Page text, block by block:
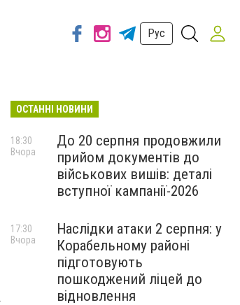
Рус
ОСТАННІ НОВИНИ
До 20 серпня продовжили
прийом документів до
військових вишів: деталі
вступної кампанії-2026
18:30
Вчора
Наслідки атаки 2 серпня: у
Корабельному районі
підготовують
пошкоджений ліцей до
відновлення
17:30
Вчора